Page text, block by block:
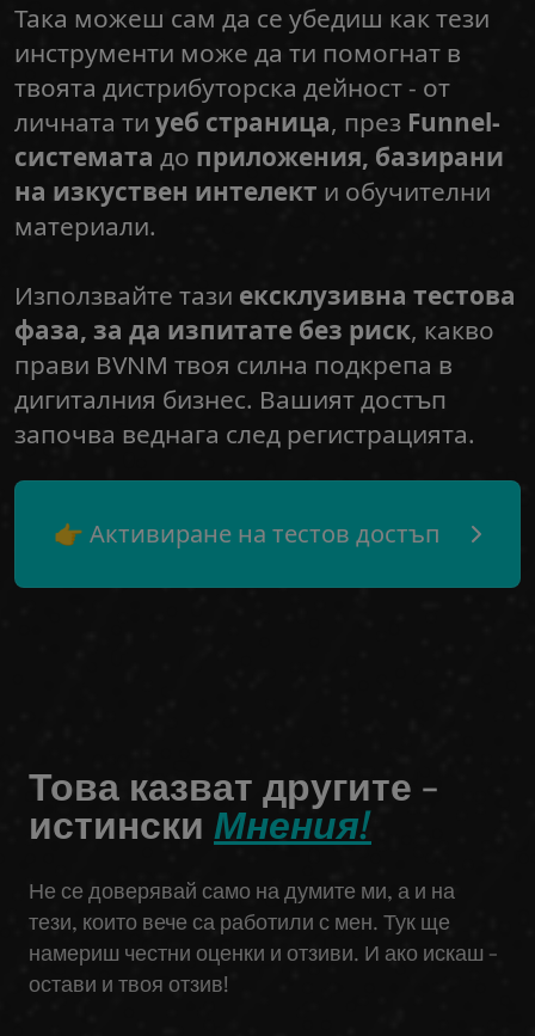
Така можеш сам да се убедиш как тези
инструменти може да ти помогнат в
твоята дистрибуторска дейност - от
личната ти уеб страница, през Funnel-
системата до приложения, базирани
на изкуствен интелект и обучителни
материали.
Използвайте тази ексклузивна тестова
фаза, за да изпитате без риск, какво
прави BVNM твоя силна подкрепа в
дигиталния бизнес. Вашият достъп
започва веднага след регистрацията.
👉 Активиране на тестов достъп
Това казват другите -
истински Мнения!
Не се доверявай само на думите ми, а и на
тези, които вече са работили с мен. Тук ще
намериш честни оценки и отзиви. И ако искаш -
остави и твоя отзив!